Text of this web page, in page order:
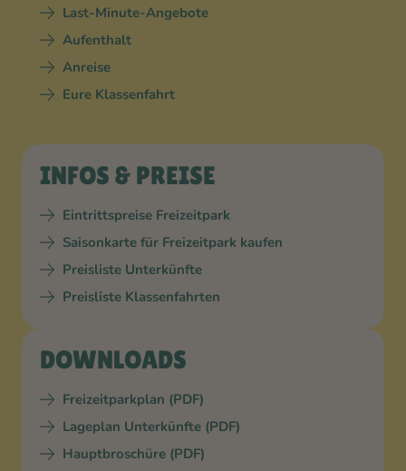
Last-Minute-Angebote
Aufenthalt
Anreise
Eure Klassenfahrt
INFOS & PREISE
Eintrittspreise Freizeitpark
Saisonkarte für Freizeitpark kaufen
Preisliste Unterkünfte
Preisliste Klassenfahrten
DOWNLOADS
Freizeitparkplan (PDF)
Lageplan Unterkünfte (PDF)
Hauptbroschüre (PDF)